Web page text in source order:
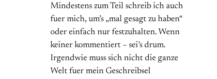
Mindestens zum Teil schreib ich auch
fuer mich, um’s „mal gesagt zu haben“
oder einfach nur festzuhalten. Wenn
keiner kommentiert – sei’s drum.
Irgendwie muss sich nicht die ganze
Welt fuer mein Geschreibsel